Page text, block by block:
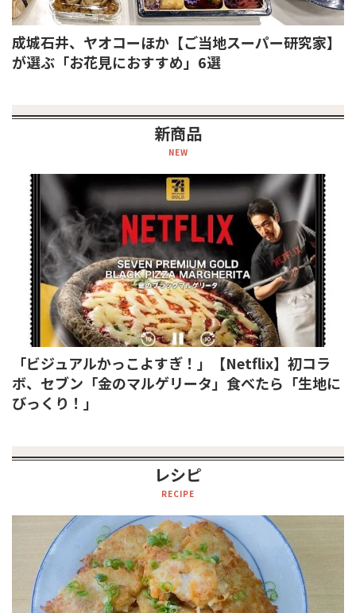
成城石井、ヤオコーほか【ご当地スーパー研究家】
が選ぶ「お花見におすすめ」6選
新商品
NEW
「ビジュアルかっこよすぎ！」【Netflix】初コラ
ボ、セブン「金のマルゲリータ」食べたら「生地に
びっくり！」
レシピ
RECIPE